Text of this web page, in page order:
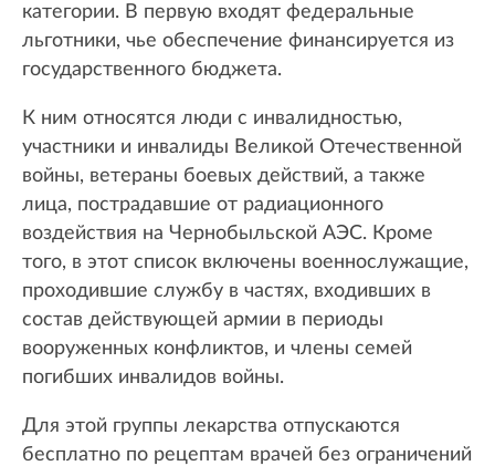
категории. В первую входят федеральные
льготники, чье обеспечение финансируется из
государственного бюджета.
К ним относятся люди с инвалидностью,
участники и инвалиды Великой Отечественной
войны, ветераны боевых действий, а также
лица, пострадавшие от радиационного
воздействия на Чернобыльской АЭС. Кроме
того, в этот список включены военнослужащие,
проходившие службу в частях, входивших в
состав действующей армии в периоды
вооруженных конфликтов, и члены семей
погибших инвалидов войны.
Для этой группы лекарства отпускаются
бесплатно по рецептам врачей без ограничений